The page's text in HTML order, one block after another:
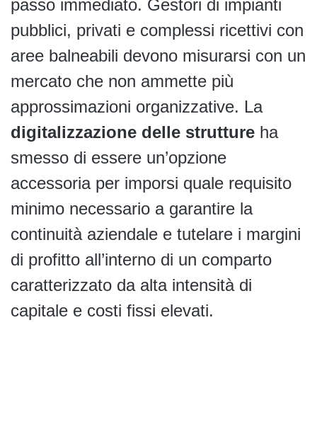
passo immediato. Gestori di impianti
pubblici, privati e complessi ricettivi con
aree balneabili devono misurarsi con un
mercato che non ammette più
approssimazioni organizzative. La
digitalizzazione delle strutture ha
smesso di essere un’opzione
accessoria per imporsi quale requisito
minimo necessario a garantire la
continuità aziendale e tutelare i margini
di profitto all’interno di un comparto
caratterizzato da alta intensità di
capitale e costi fissi elevati.